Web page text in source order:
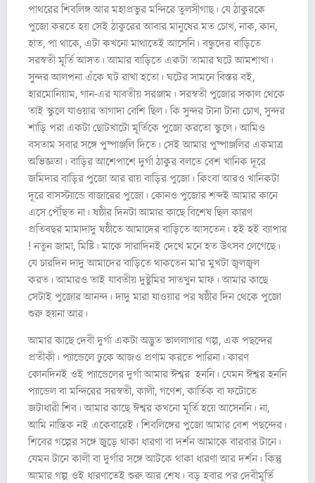
পাথরের শিবলিঙ্গ আর মহাপ্রভুর মন্দিরে তুলসীগাছ। যে ঠাকুরকে
পুজো করতে হয় সেই ঠাকুরের আবার মানুষের মত চোখ, নাক, কান,
হাত, পা থাকে, এটা কখনো মাথাতেই আসেনি। বন্ধুদের বাড়িতে
সরস্বতী মূর্তি আসত। আমার বাড়িতে একটা তামার ঘটে আমশাখা।
সুন্দর আলপনা এঁকে ঘট রাখা হতো। ঘটের সামনে বিস্তর বই,
হারমোনিয়াম, গান-এর যাবতীয় সরঞ্জাম। সরস্বতী পুজোর সকাল থেকে
তাই স্কুলে যাওয়ার তাগাদা বেশি ছিল। কি সুন্দর টানা টানা চোখ, সুন্দর
শাড়ি পরা একটা ছোটখাটো মূর্তিকে পুজো করতো স্কুলে। আমিও
বসতাম সবার সঙ্গে পুষ্পাঞ্জলি দিতে। সেই আমার পুষ্পাঞ্জলির একমাত্র
অভিজ্ঞতা। বাড়ির আশেপাশে দুর্গা ঠাকুর বলতে বেশ খানিক দূরে
জমিদার বাড়ির পুজো আর রায় বাড়ির পুজো। কিংবা আরও খানিকটা
দূরে বাসস্ট্যান্ডে বাজারের পুজো। কোনও পুজোর শব্দই আমার কানে
এসে পৌঁছত না। ষষ্ঠীর দিনটা আমার কাছে বিশেষ ছিল কারণ
প্রতিবছর মামাদাদু ষষ্ঠীতে আমাদের বাড়িতে আসতেন। হই হই ব্যাপার
! নতুন জামা, মিষ্টি। মাকে সারাদিনই দেখে মনে হত উৎসব লেগেছে।
যে চারদিন দাদু আমাদের বাড়িতে থাকতেন মা’র মুখটা জ্বলজ্বল
করত। আমারও তাই যাবতীয় দুষ্টুমির সাতখুন মাফ। আমার কাছে
সেটাই পুজোর আনন্দ। দাদু মারা যাওয়ার পর ষষ্ঠীর দিন থেকে পুজো
শুরু হয়না আর।
আমার কাছে দেবী দুর্গা একটা অদ্ভুত ভাললাগার গল্প, এক পছন্দের
প্রতীকী। প্যান্ডেলে ঢুকে আজও প্রণাম করতে পারিনা। কারণ
কোনদিনই ওই প্যান্ডেলের দুর্গা আমার ঈশ্বর হননি। যেমন ঈশ্বর হননি
প্যান্ডেল বা মন্দিরের সরস্বতী, কালী, গণেশ, কার্তিক বা ফটোতে
জটাধারী শিব। আমার কাছে ঈশ্বর কখনো মূর্তি হয়ে আসেননি। না,
আমি নাস্তিক নই একেবারেই। শিবলিঙ্গের পুজো আমার বেশ পছন্দের।
শিবের গল্পের সঙ্গে জুড়ে থাকা ধারণা বা দর্শন আমাকে বারবার টানে।
যেমন টানে কালী বা দুর্গার সঙ্গে আটকে থাকা ধারণা আর দর্শন। কিন্তু
আমার গল্প ওই ধারণাতেই শুরু আর শেষ। বড় হবার পর দেবীমূর্তি